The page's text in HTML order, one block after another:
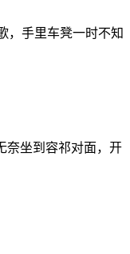
，手里车凳一时不知
奈坐到容祁对面，开